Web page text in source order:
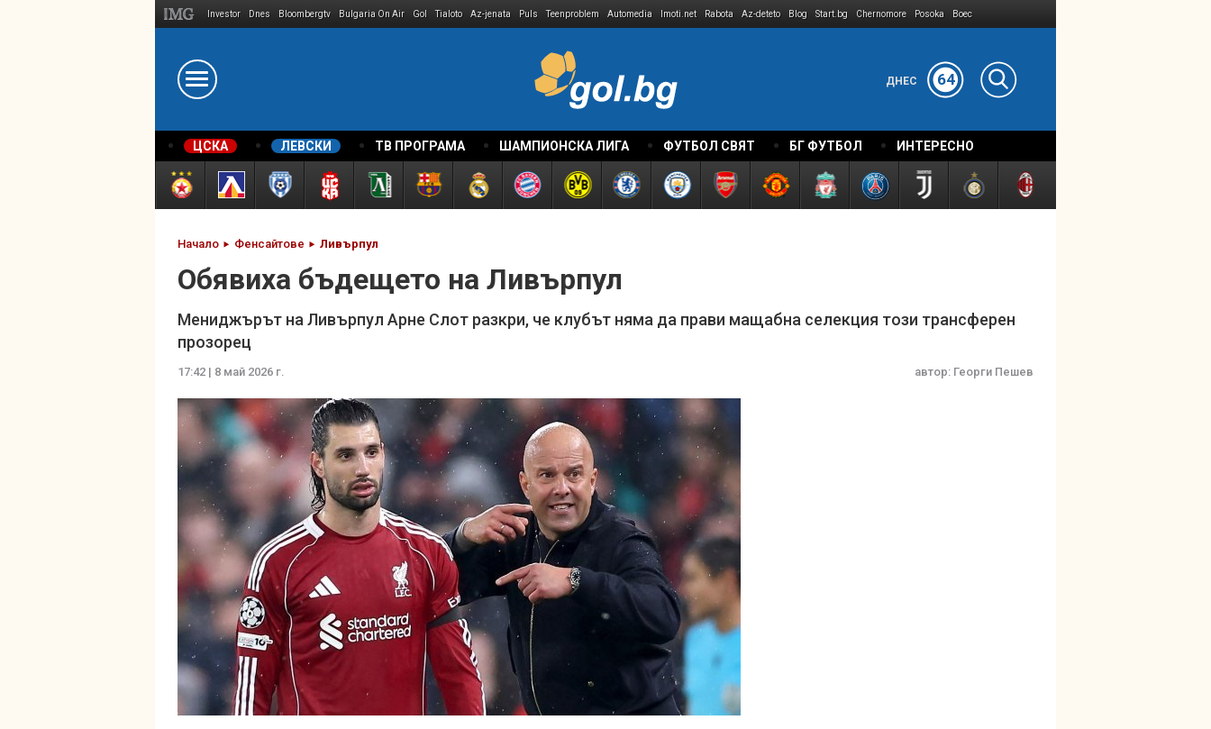
Investor Dnes Bloombergtv Bulgaria On Air Gol Tialoto Az-jenata Puls Teenproblem Automedia Imoti.net Rabota Az-deteto Blog Start.bg Chernomore Posoka Boec
ДНЕС 64
ЦСКА ЛЕВСКИ ТВ ПРОГРАМА ШАМПИОНСКА ЛИГА ФУТБОЛ СВЯТ БГ ФУТБОЛ ИНТЕРЕСНО
Начало Фенсайтове Ливърпул
Обявиха бъдещето на Ливърпул
Мениджърът на Ливърпул Арне Слот разкри, че клубът няма да прави мащабна селекция този трансферен
прозорец
17:42 | 8 май 2026 г. автор: Георги Пешев